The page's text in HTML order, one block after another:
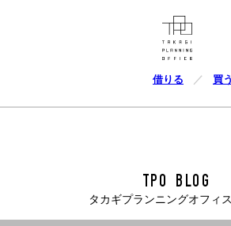
借りる 買う
TPO BLOG
タカギプランニングオフィ